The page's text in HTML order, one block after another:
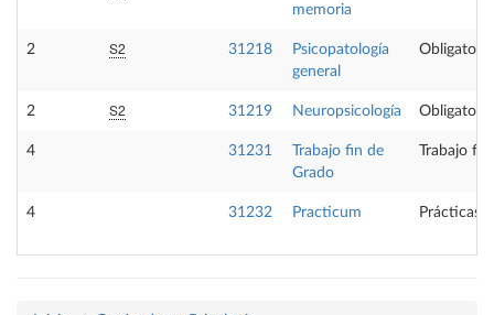
memoria
2 S2 31218
Psicopatología
general
Obligatoria
2 S2 31219 Neuropsicología Obligatoria
4 31231
Trabajo fin de
Grado
Trabajo
4 31232 Practicum Prácticas